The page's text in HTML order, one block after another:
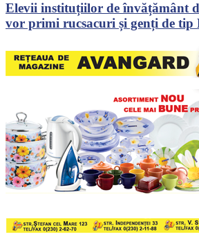
Elevii instituțiilor de învățământ
vor primi rucsacuri și genți de tip